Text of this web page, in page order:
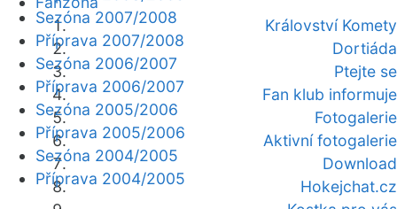
Království Komety
Dortiáda
Ptejte se
Fan klub informuje
Fotogalerie
Aktivní fotogalerie
Download
Hokejchat.cz
Sezóna 2007/2008
Příprava 2007/2008
Sezóna 2006/2007
Příprava 2006/2007
Sezóna 2005/2006
Příprava 2005/2006
Sezóna 2004/2005
Příprava 2004/2005